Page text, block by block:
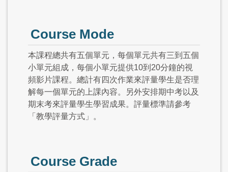
Course Mode
本課程總共有五個單元，每個單元共有三到五個
小單元組成，每個小單元提供10到20分鐘的視
頻影片課程。總計有四次作業來評量學生是否理
解每一個單元的上課內容。另外安排期中考以及
期末考來評量學生學習成果。評量標準請參考
「教學評量方式」。
Course Grade